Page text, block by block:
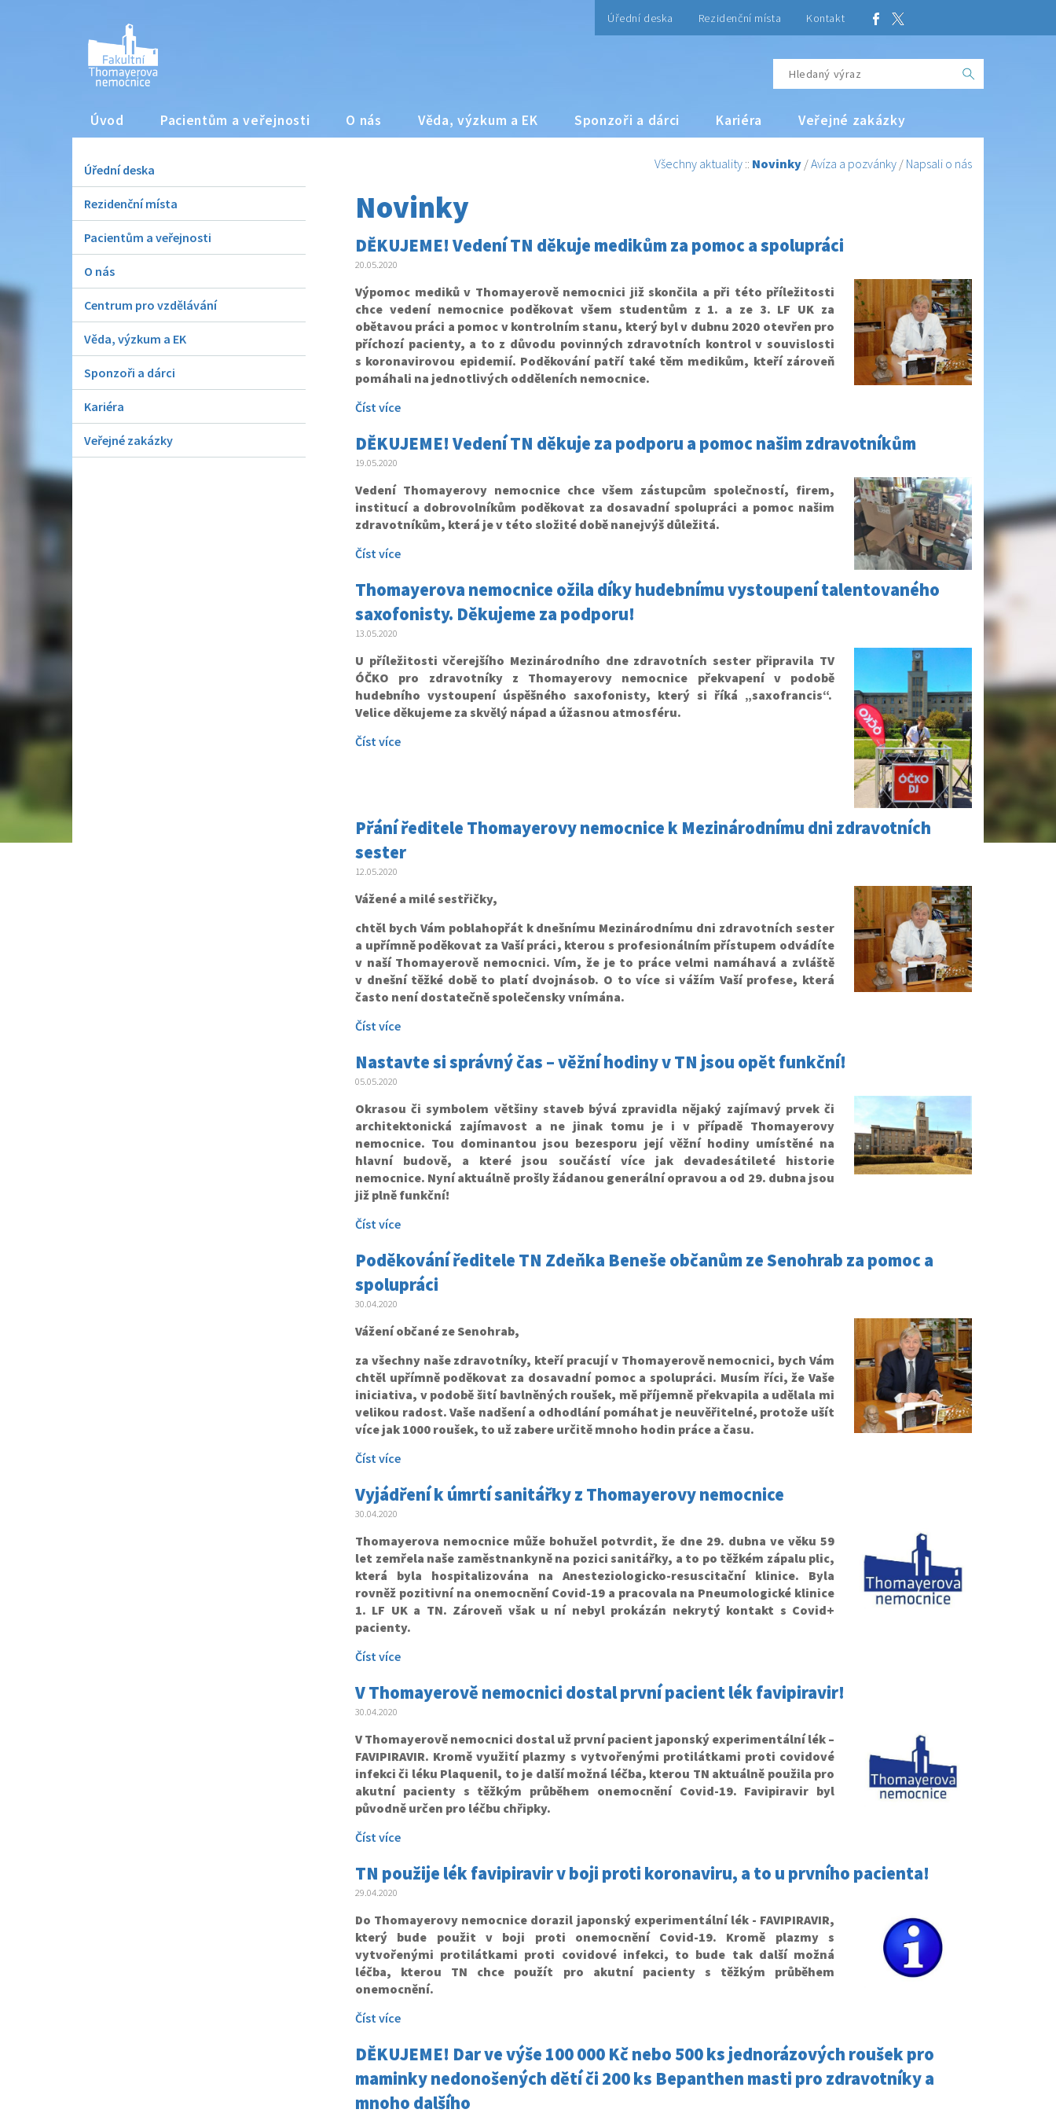
Úřední deska Rezidenční místa Kontakt
Úvod Pacientům a veřejnosti O nás Věda, výzkum a EK Sponzoři a dárci Kariéra Veřejné zakázky
Úřední deska
Rezidenční místa
Pacientům a veřejnosti
O nás
Centrum pro vzdělávání
Věda, výzkum a EK
Sponzoři a dárci
Kariéra
Veřejné zakázky
Všechny aktuality :: Novinky /Avíza a pozvánky / Napsali o nás
Novinky
DĚKUJEME! Vedení TN děkuje medikům za pomoc a spolupráci
20.05.2020
Výpomoc mediků v Thomayerově nemocnici již skončila a při této příležitosti
chce vedení nemocnice poděkovat všem studentům z 1. a ze 3. LF UK za
obětavou práci a pomoc v kontrolním stanu, který byl v dubnu 2020 otevřen pro
příchozí pacienty, a to z důvodu povinných zdravotních kontrol v souvislosti
s koronavirovou epidemií. Poděkování patří také těm medikům, kteří zároveň
pomáhali na jednotlivých odděleních nemocnice.
Číst více
DĚKUJEME! Vedení TN děkuje za podporu a pomoc našim zdravotníkům
19.05.2020
Vedení Thomayerovy nemocnice chce všem zástupcům společností, firem,
institucí a dobrovolníkům poděkovat za dosavadní spolupráci a pomoc našim
zdravotníkům, která je v této složité době nanejvýš důležitá.
Číst více
Thomayerova nemocnice ožila díky hudebnímu vystoupení talentovaného
saxofonisty. Děkujeme za podporu!
13.05.2020
U příležitosti včerejšího Mezinárodního dne zdravotních sester připravila TV
ÓČKO pro zdravotníky z Thomayerovy nemocnice překvapení v podobě
hudebního vystoupení úspěšného saxofonisty, který si říká „saxofrancis“.
Velice děkujeme za skvělý nápad a úžasnou atmosféru.
Číst více
Přání ředitele Thomayerovy nemocnice k Mezinárodnímu dni zdravotních
sester
12.05.2020
Vážené a milé sestřičky,
chtěl bych Vám poblahopřát k dnešnímu Mezinárodnímu dni zdravotních sester
a upřímně poděkovat za Vaší práci, kterou s profesionálním přístupem odvádíte
v naší Thomayerově nemocnici. Vím, že je to práce velmi namáhavá a zvláště
v dnešní těžké době to platí dvojnásob. O to více si vážím Vaší profese, která
často není dostatečně společensky vnímána.
Číst více
Nastavte si správný čas – věžní hodiny v TN jsou opět funkční!
05.05.2020
Okrasou či symbolem většiny staveb bývá zpravidla nějaký zajímavý prvek či
architektonická zajímavost a ne jinak tomu je i v případě Thomayerovy
nemocnice. Tou dominantou jsou bezesporu její věžní hodiny umístěné na
hlavní budově, a které jsou součástí více jak devadesátileté historie
nemocnice. Nyní aktuálně prošly žádanou generální opravou a od 29. dubna jsou
již plně funkční!
Číst více
Poděkování ředitele TN Zdeňka Beneše občanům ze Senohrab za pomoc a
spolupráci
30.04.2020
Vážení občané ze Senohrab,
za všechny naše zdravotníky, kteří pracují v Thomayerově nemocnici, bych Vám
chtěl upřímně poděkovat za dosavadní pomoc a spolupráci. Musím říci, že Vaše
iniciativa, v podobě šití bavlněných roušek, mě příjemně překvapila a udělala mi
velikou radost. Vaše nadšení a odhodlání pomáhat je neuvěřitelné, protože ušít
více jak 1000 roušek, to už zabere určitě mnoho hodin práce a času.
Číst více
Vyjádření k úmrtí sanitářky z Thomayerovy nemocnice
30.04.2020
Thomayerova nemocnice může bohužel potvrdit, že dne 29. dubna ve věku 59
let zemřela naše zaměstnankyně na pozici sanitářky, a to po těžkém zápalu plic,
která byla hospitalizována na Anesteziologicko-resuscitační klinice. Byla
rovněž pozitivní na onemocnění Covid-19 a pracovala na Pneumologické klinice
1. LF UK a TN. Zároveň však u ní nebyl prokázán nekrytý kontakt s Covid+
pacienty.
Číst více
V Thomayerově nemocnici dostal první pacient lék favipiravir!
30.04.2020
V Thomayerově nemocnici dostal už první pacient japonský experimentální lék –
FAVIPIRAVIR. Kromě využití plazmy s vytvořenými protilátkami proti covidové
infekci či léku Plaquenil, to je další možná léčba, kterou TN aktuálně použila pro
akutní pacienty s těžkým průběhem onemocnění Covid-19. Favipiravir byl
původně určen pro léčbu chřipky.
Číst více
TN použije lék favipiravir v boji proti koronaviru, a to u prvního pacienta!
29.04.2020
Do Thomayerovy nemocnice dorazil japonský experimentální lék - FAVIPIRAVIR,
který bude použit v boji proti onemocnění Covid-19. Kromě plazmy s
vytvořenými protilátkami proti covidové infekci, to bude tak další možná
léčba, kterou TN chce použít pro akutní pacienty s těžkým průběhem
onemocnění.
Číst více
DĚKUJEME! Dar ve výše 100 000 Kč nebo 500 ks jednorázových roušek pro
maminky nedonošených dětí či 200 ks Bepanthen masti pro zdravotníky a
mnoho dalšího